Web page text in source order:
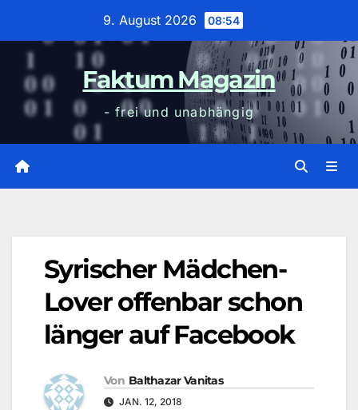
9. August 2026 08:54
Faktum Magazin
- frei und unabhängig
Syrischer Mädchen-
Lover offenbar schon
länger auf Facebook
Von Balthazar Vanitas
JAN. 12, 2018